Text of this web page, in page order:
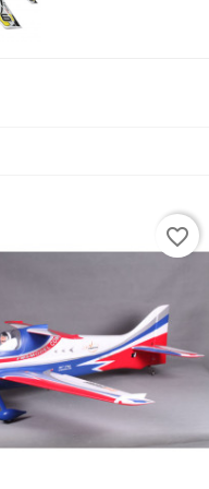
favorite_border